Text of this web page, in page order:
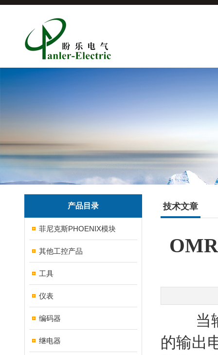
产品目录
菲尼克斯PHOENIX模块
其他工控产品
工具
仪表
编码器
继电器
技术文章
当输
的输出